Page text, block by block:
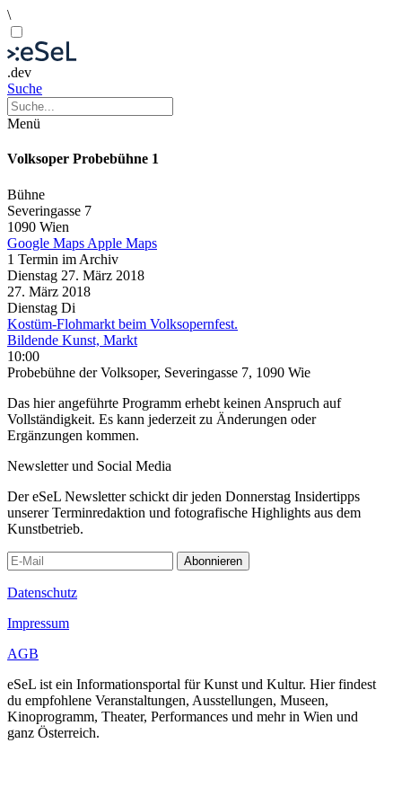
\
.dev
Suche
Menü
Volksoper Probebühne 1
Bühne
Severingasse 7
1090 Wien
Google Maps Apple Maps
1 Termin im Archiv
Dienstag 27. März 2018
27. März 2018
Dienstag Di
Kostüm-Flohmarkt beim Volksopernfest.
Bildende Kunst, Markt
10:00
Probebühne der Volksoper, Severingasse 7, 1090 Wie
Das hier angeführte Programm erhebt keinen Anspruch auf
Vollständigkeit. Es kann jederzeit zu Änderungen oder
Ergänzungen kommen.
Newsletter und Social Media
Der eSeL Newsletter schickt dir jeden Donnerstag Insidertipps
unserer Terminredaktion und fotografische Highlights aus dem
Kunstbetrieb.
Abonnieren
Datenschutz
Impressum
AGB
eSeL ist ein Informationsportal für Kunst und Kultur. Hier findest
du empfohlene Veranstaltungen, Ausstellungen, Museen,
Kinoprogramm, Theater, Performances und mehr in Wien und
ganz Österreich.